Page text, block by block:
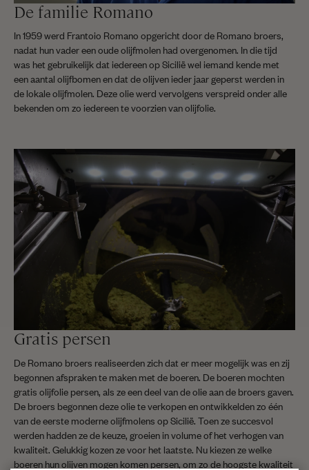
De familie Romano
In 1959 werd Frantoio Romano opgericht door de Romano broers,
nadat hun vader een oude olijfmolen had overgenomen. In die tijd
was het gebruikelijk dat iedereen op Sicilië wel iemand kende met
een aantal olijfbomen en dat de olijven ieder jaar geperst werden in
de lokale olijfmolen. Deze olie werd vervolgens verspreid onder alle
bekenden om zo iedereen te voorzien van olijfolie.
Gratis persen
De Romano broers realiseerden zich dat er meer mogelijk was en zij
begonnen afspraken te maken met de boeren. De boeren mochten
gratis olijfolie persen, als ze een deel van de olie aan de broers gaven.
De broers begonnen deze olie te verkopen en ontwikkelden zo één
van de eerste moderne olijfmolens op Sicilië. Toen ze succesvol
werden hadden ze de keuze, groeien in volume of het verhogen van
kwaliteit. Gelukkig kozen ze voor het laatste. Nu kiezen ze welke
boeren hun olijven mogen komen persen, om zo de hoogste kwaliteit